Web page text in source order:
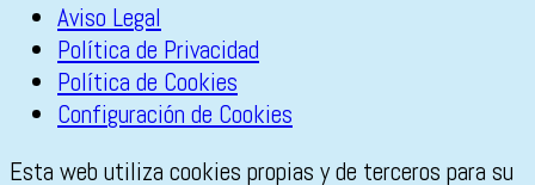
Aviso Legal
Política de Privacidad
Política de Cookies
Configuración de Cookies
Esta web utiliza cookies propias y de terceros para su